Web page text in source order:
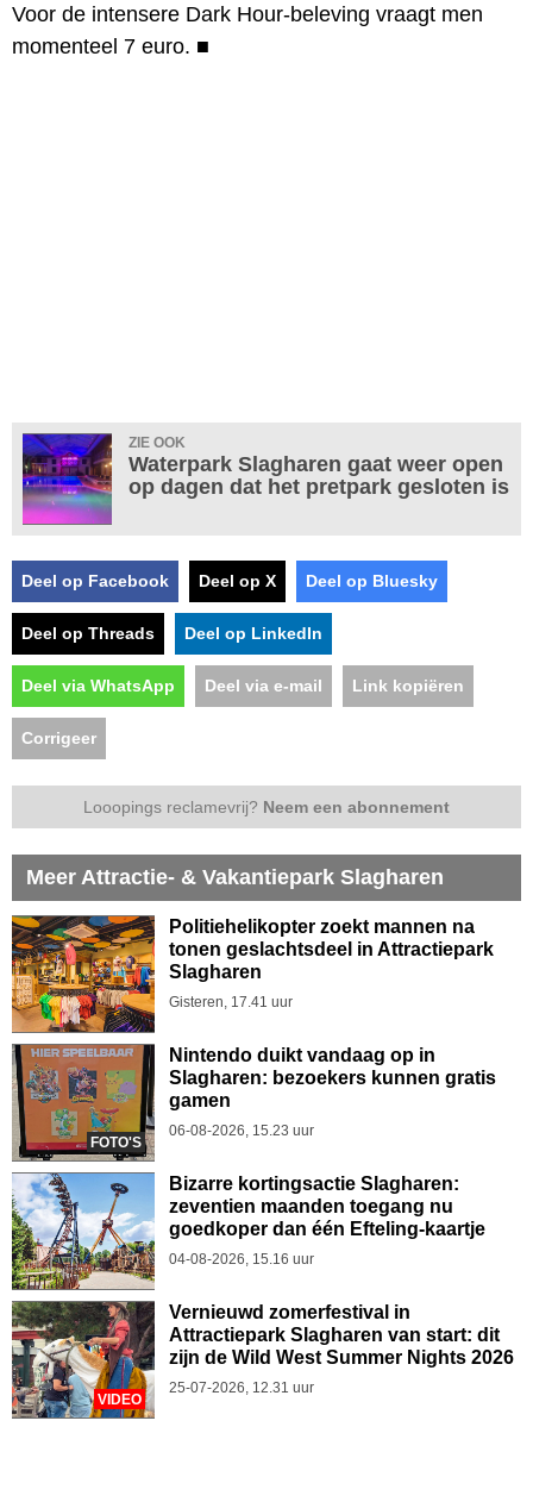
Voor de intensere Dark Hour-beleving vraagt men
momenteel 7 euro. ■
ZIE OOK
Waterpark Slagharen gaat weer open
op dagen dat het pretpark gesloten is
Deel op Facebook Deel op X Deel op Bluesky
Deel op Threads Deel op LinkedIn
Deel via WhatsApp Deel via e-mail Link kopiëren
Corrigeer
Looopings reclamevrij? Neem een abonnement
Meer Attractie- & Vakantiepark Slagharen
Politiehelikopter zoekt mannen na
tonen geslachtsdeel in Attractiepark
Slagharen
Gisteren, 17.41 uur
FOTO'S
Nintendo duikt vandaag op in
Slagharen: bezoekers kunnen gratis
gamen
06-08-2026, 15.23 uur
Bizarre kortingsactie Slagharen:
zeventien maanden toegang nu
goedkoper dan één Efteling-kaartje
04-08-2026, 15.16 uur
VIDEO
Vernieuwd zomerfestival in
Attractiepark Slagharen van start: dit
zijn de Wild West Summer Nights 2026
25-07-2026, 12.31 uur